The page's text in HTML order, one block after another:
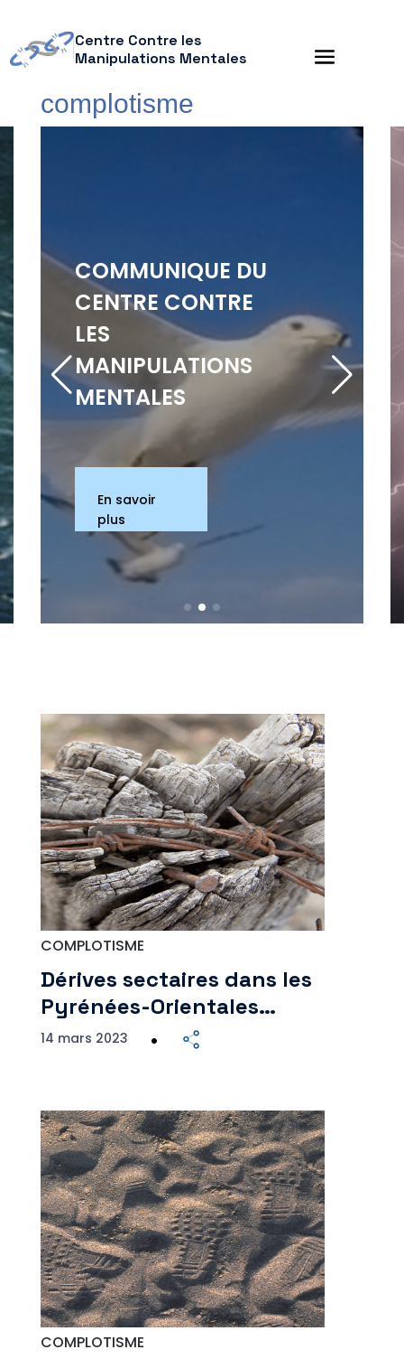
Centre Contre les
Manipulations Mentales
complotisme
COMMUNIQUE DU
CENTRE CONTRE
LES
MANIPULATIONS
MENTALES
En savoir
plus
COMPLOTISME
Dérives sectaires dans les
Pyrénées-Orientales…
14 mars 2023
COMPLOTISME